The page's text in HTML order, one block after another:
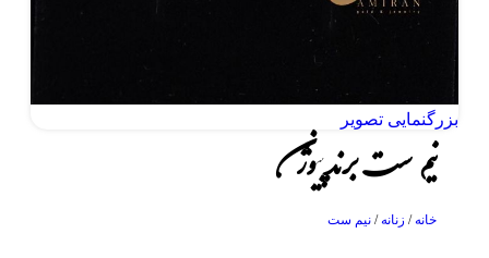
بزرگنمایی تصویر
نیم ست برند پیوژن
خانه/ زنانه/ نیم ست